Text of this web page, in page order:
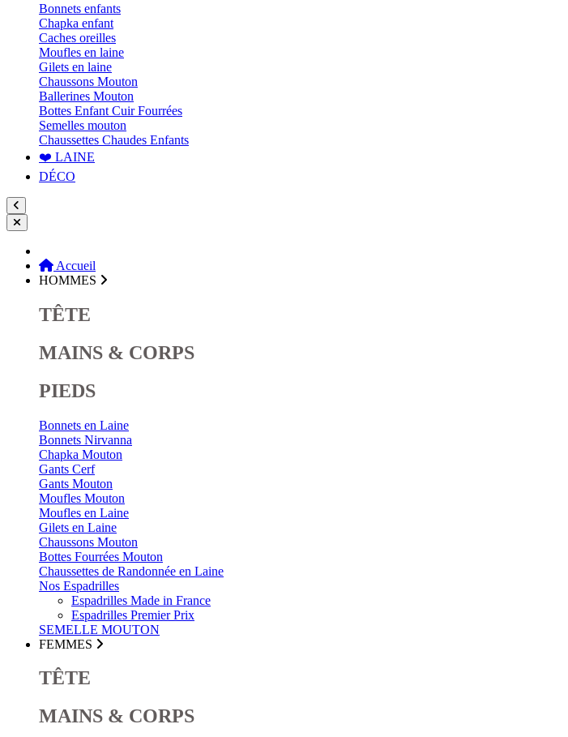
Bonnets enfants
Chapka enfant
Caches oreilles
Moufles en laine
Gilets en laine
Chaussons Mouton
Ballerines Mouton
Bottes Enfant Cuir Fourrées
Semelles mouton
Chaussettes Chaudes Enfants
❤️ LAINE
DÉCO
Accueil
HOMMES
TÊTE
MAINS & CORPS
PIEDS
Bonnets en Laine
Bonnets Nirvanna
Chapka Mouton
Gants Cerf
Gants Mouton
Moufles Mouton
Moufles en Laine
Gilets en Laine
Chaussons Mouton
Bottes Fourrées Mouton
Chaussettes de Randonnée en Laine
Nos Espadrilles
Espadrilles Made in France
Espadrilles Premier Prix
SEMELLE MOUTON
FEMMES
TÊTE
MAINS & CORPS